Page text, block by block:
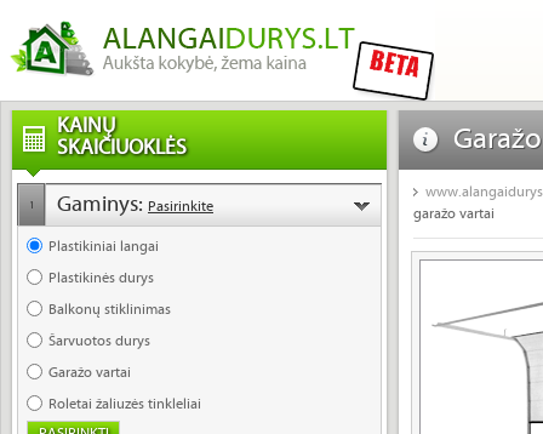
KAINŲ
SKAIČIUOKLĖS
1 Gaminys: Pasirinkite
Plastikiniai langai
Plastikinės durys
Balkonų stiklinimas
Šarvuotos durys
Garažo vartai
Roletai žaliuzės tinkleliai
garažo vartai